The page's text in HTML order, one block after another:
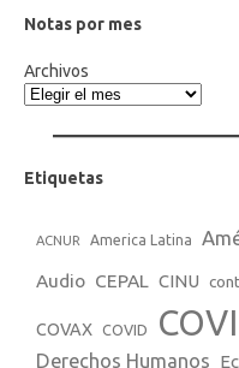
Notas por mes
Archivos
Etiquetas
ACNUR America Latina
Audio CEPAL CINU
COVAX COVID
Derechos Humanos